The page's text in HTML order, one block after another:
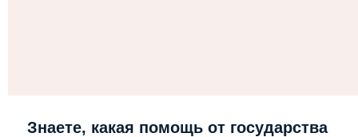
Знаете, какая помощь от государства